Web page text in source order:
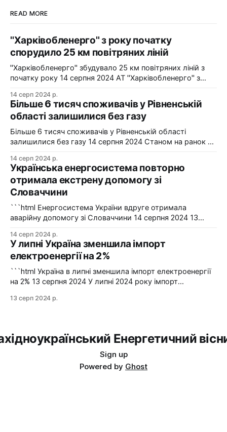
READ MORE
"Харківобленерго" з року початку
спорудило 25 км повітряних ліній
"Харківобленерго" збудувало 25 км повітряних ліній з
початку року 14 серпня 2024 АТ "Харківобленерго" з
ліній, оновило 1134 опори та встановило 5 нових
електропідстанцій у рамках інвестиційної програми на
2024-2025 роки. Фото: "Харківобленерго" "АТ
"Харківобленерго&
14 серп 2024 р.
Більше 6 тисяч споживачів у Рівненській
області залишилися без газу
Більше 6 тисяч споживачів у Рівненській області
залишилися без газу 14 серпня 2024 Станом на ранок 14
області залишилися без газопостачання через
технологічні проблеми. Фото: Рівнегаз Також, в
Сумській області в одному з населених пунктів в
результаті удару керованою авіабомбою пошкоджено
сталевий
14 серп 2024 р.
Українська енергосистема повторно
отримала екстрену допомогу зі
Словаччини
```html Енергосистема України вдруге отримала
аварійну допомогу зі Словаччини 14 серпня 2024 13
аварійну допомогу зі Словаччини. Фото: Shutterstock "У
вчорашній день, 13 серпня, НЕК "Укренерго" запитала
аварійну допомогу з енергосистеми Словаччини", –
йдеться в повідомленні пресслужби оператора системи
передачі. Експорт
14 серп 2024 р.
У липні Україна зменшила імпорт
електроенергії на 2%
```html Україна в липні зменшила імпорт електроенергії
на 2% 13 серпня 2024 У липні 2024 року імпорт
червнем. Експорт залишався на нульовому рівні. Графіка:
13 серп 2024 р.
Енергетичний
Sign up
Powered by Ghost